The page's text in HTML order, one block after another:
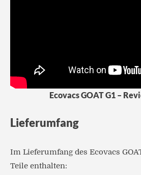
Ecovacs GOAT G1 –
Lieferumfang
Im Lieferumfang des Ecovacs
Teile enthalten: